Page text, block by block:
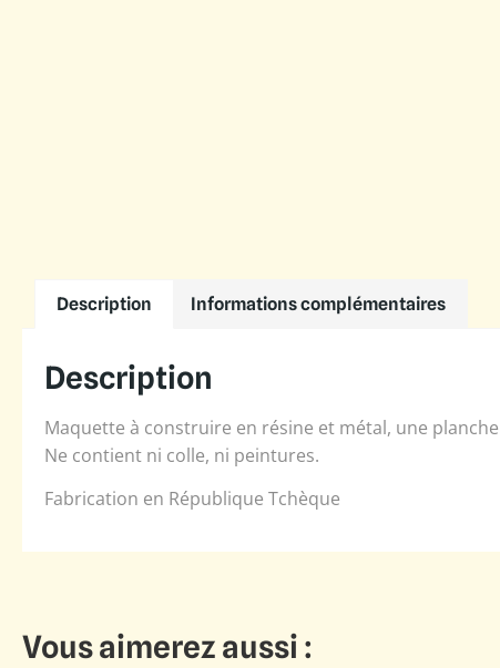
Description Informations complémentaires
Description
Maquette à construire en résine et métal, une
Ne contient ni colle, ni peintures.
Fabrication en République Tchèque
Vous aimerez aussi :